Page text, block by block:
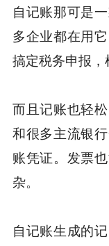
自记账那可是
多企业都在用
搞定税务申报，
而且记账也轻
和很多主流银
账凭证。发票
杂。
自记账生成的